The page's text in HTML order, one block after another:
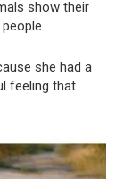
show their
she had a
feeling that